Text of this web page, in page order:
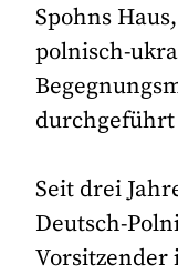
Spohns
polnisch-
Seit drei
Deutsch-
Vorsitzender